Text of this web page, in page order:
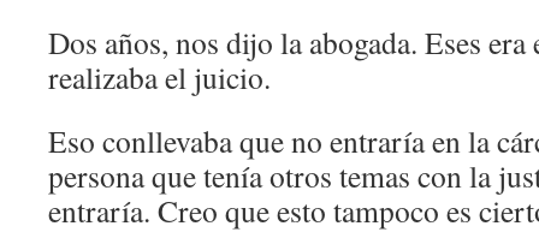
Dos años, nos dijo la abogada. Eses
realizaba el juicio.
Eso conllevaba que no entraría en la
persona que tenía otros temas con la
entraría. Creo que esto tampoco es